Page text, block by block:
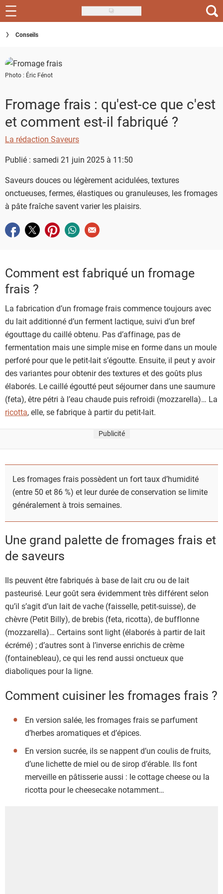
Skip
to
main
Recettes
Inspirations
Conseils
Menu de la semaine
Actus
Téléchargez l'app Saveurs Recettes
Index des recettes
Conseils
Photo : Éric Fénot
Fromage frais : qu'est-ce que c'est
et comment est-il fabriqué ?
La rédaction Saveurs
Publié : samedi 21 juin 2025 à 11:50
Saveurs douces ou légèrement acidulées, textures
onctueuses, fermes, élastiques ou granuleuses, les fromages
à pâte fraîche savent varier les plaisirs.
Partager sur facebook
Partager sur twitter
Partager sur pinterest
Partager sur whatsapp
Envoyer à un ami
Comment est fabriqué un fromage
frais ?
La fabrication d’un fromage frais commence toujours avec
du lait additionné d’un ferment lactique, suivi d’un bref
égouttage du caillé obtenu. Pas d’affinage, pas de
fermentation mais une simple mise en forme dans un moule
perforé pour que le petit-lait s’égoutte. Ensuite, il peut y avoir
des variantes pour obtenir des textures et des goûts plus
élaborés. Le caillé égoutté peut séjourner dans une saumure
(feta), être pétri à l’eau chaude puis refroidi (mozzarella)… La
ricotta, elle, se fabrique à partir du petit-lait.
Publicité
Les fromages frais possèdent un fort taux d’humidité
(entre 50 et 86 %) et leur durée de conservation se limite
généralement à trois semaines.
Une grand palette de fromages frais et
de saveurs
Ils peuvent être fabriqués à base de lait cru ou de lait
pasteurisé. Leur goût sera évidemment très différent selon
qu’il s’agit d’un lait de vache (faisselle, petit-suisse), de
chèvre (Petit Billy), de brebis (feta, ricotta), de bufflonne
(mozzarella)… Certains sont light (élaborés à partir de lait
écrémé) ; d’autres sont à l’inverse enrichis de crème
(fontainebleau), ce qui les rend aussi onctueux que
diaboliques pour la ligne.
Comment cuisiner les fromages frais ?
En version salée, les fromages frais se parfument
d’herbes aromatiques et d’épices.
En version sucrée, ils se nappent d’un coulis de fruits,
d’une lichette de miel ou de sirop d’érable. Ils font
merveille en pâtisserie aussi : le cottage cheese ou la
ricotta pour le cheesecake notamment…